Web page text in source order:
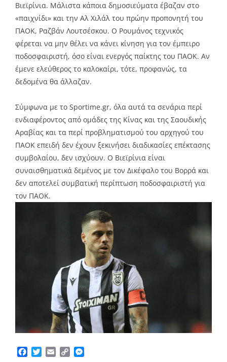
Βιεϊρίνια. Μάλιστα κάποια δημοσιεύματα έβαζαν στο
«παιχνίδι» και την Αλ Χιλάλ του πρώην προπονητή του
ΠΑΟΚ, Ραζβάν Λουτσέσκου. Ο Ρουμάνος τεχνικός
φέρεται να μην θέλει να κάνει κίνηση για τον έμπειρο
ποδοσφαιριστή, όσο είναι ενεργός παίκτης του ΠΑΟΚ. Αν
έμενε ελεύθερος το καλοκαίρι, τότε, προφανώς, τα
δεδομένα θα άλλαζαν.
Σύμφωνα με το Sportime.gr, όλα αυτά τα σενάρια περί
ενδιαφέροντος από ομάδες της Κίνας και της Σαουδικής
Αραβίας και τα περί προβληματισμού του αρχηγού του
ΠΑΟΚ επειδή δεν έχουν ξεκινήσει διαδικασίες επέκτασης
συμβολαίου, δεν ισχύουν. Ο Βιεϊρίνια είναι
συναισθηματικά δεμένος με τον Δικέφαλο του Βορρά και
δεν αποτελεί συμβατική περίπτωση ποδοσφαιριστή για
τον ΠΑΟΚ.
Facebook
TwitterEmailCopy